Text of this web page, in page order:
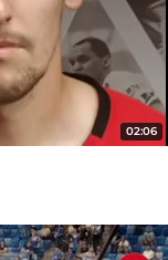
02:06